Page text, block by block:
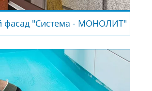
фасад "Система - МОНОЛИТ"